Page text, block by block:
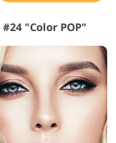
"Color POP"